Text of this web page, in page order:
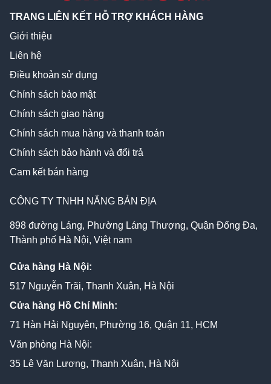
CÔNG TY TNHH NẮNG BẢN ĐỊA
898 đường Láng, Phường Láng Thượng, Quận Đống Đa,
Thành phố Hà Nội, Việt nam
Cửa hàng Hà Nội:
517 Nguyễn Trãi, Thanh Xuân, Hà Nội
Cửa hàng Hồ Chí Minh:
71 Hàn Hải Nguyên, Phường 16, Quận 11, HCM
Văn phòng Hà Nội:
35 Lê Văn Lương, Thanh Xuân, Hà Nội
TRANG LIÊN KẾT HỖ TRỢ KHÁCH HÀNG
Giới thiệu
Liên hệ
Điều khoản sử dụng
Chính sách bảo mật
Chính sách giao hàng
Chính sách mua hàng và thanh toán
Chính sách bảo hành và đổi trả
Cam kết bán hàng